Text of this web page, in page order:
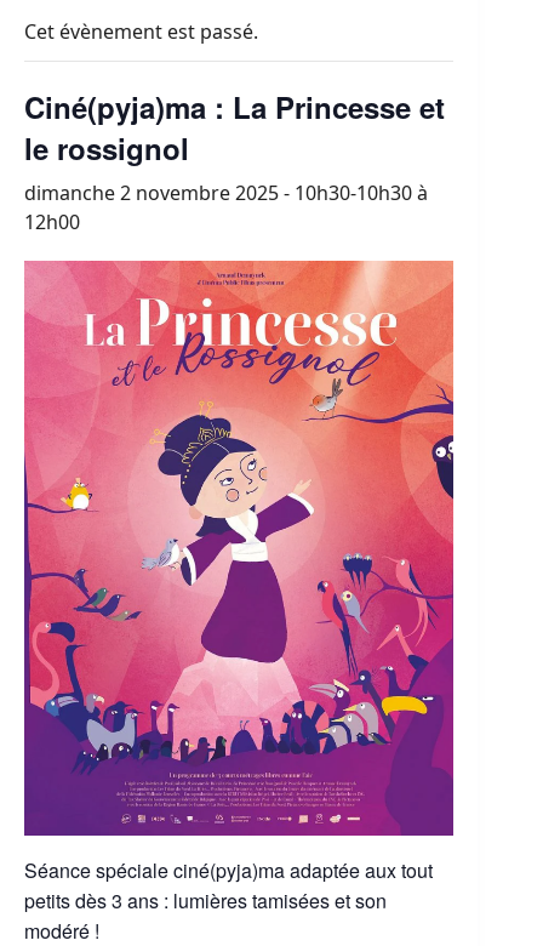
Cet évènement est passé.
Ciné(pyja)ma : La Princesse et
le rossignol
dimanche 2 novembre 2025 - 10h30-10h30à
12h00
Séance spéciale ciné(pyja)ma adaptée aux tout
petits dès 3 ans : lumières tamisées et son
modéré !